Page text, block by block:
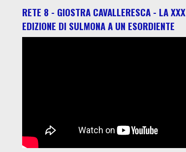
RETE 8 - GIOSTRA CAVALLERESCA - LA XXX
EDIZIONE DI SULMONA A UN ESORDIENTE